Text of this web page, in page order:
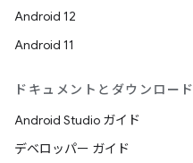
Android 12
Android 11
ドキュメントとダウンロード
Android Studio ガイド
デベロッパー ガイド